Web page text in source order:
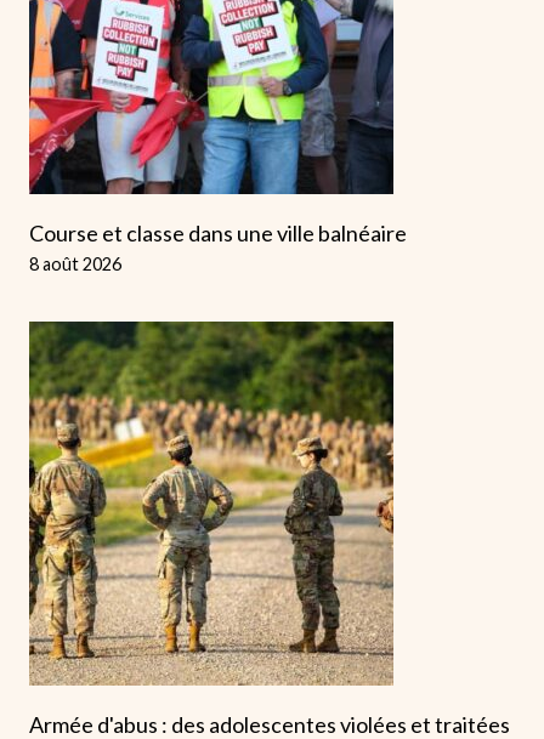
Course et classe dans une ville balnéaire
8 août 2026
Armée d'abus : des adolescentes violées et traitées